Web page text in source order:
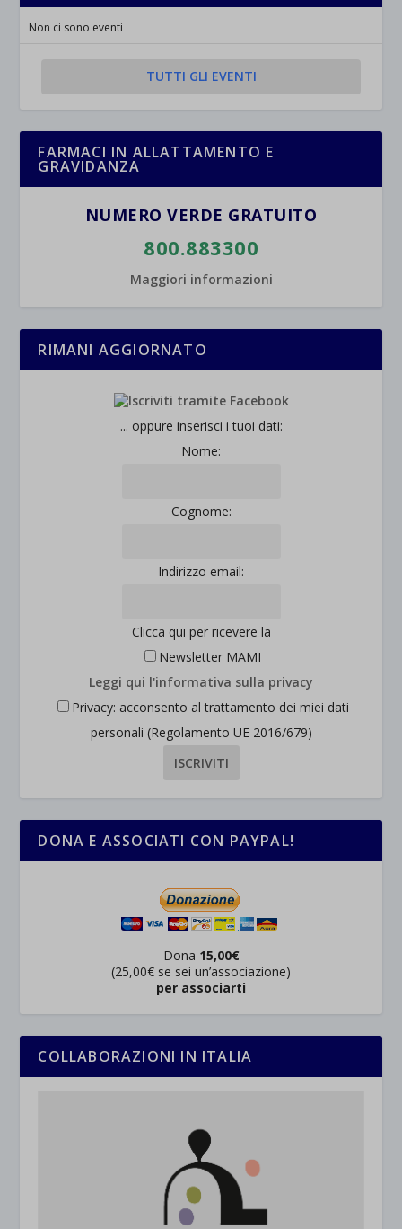
Non ci sono eventi
TUTTI GLI EVENTI
FARMACI IN ALLATTAMENTO E
GRAVIDANZA
NUMERO VERDE GRATUITO
800.883300
Maggiori informazioni
RIMANI AGGIORNATO
... oppure inserisci i tuoi dati:
Nome:
Cognome:
Indirizzo email:
Clicca qui per ricevere la
Newsletter MAMI
Leggi qui l'informativa sulla privacy
Privacy: acconsento al trattamento dei miei dati
personali (Regolamento UE 2016/679)
DONA E ASSOCIATI CON PAYPAL!
Dona 15,00€
(25,00€ se sei un’associazione)
per associarti
COLLABORAZIONI IN ITALIA